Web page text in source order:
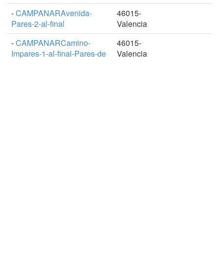
-CAMPANARAvenida-
Pares-2-al-final
46015-
Valencia
-CAMPANARCamino-
Impares-1-al-final-Pares-de
46015-
Valencia